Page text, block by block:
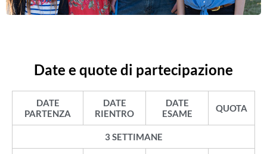
Date e quote di partecipazione
DATE
PARTENZA
DATE
RIENTRO
DATE
ESAME
QUOTA
3 SETTIMANE